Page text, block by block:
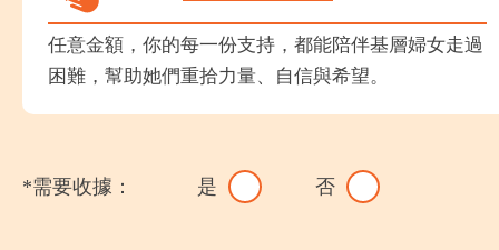
任意金額，你的每一份支持，都能陪伴基層婦女走過
困難，幫助她們重拾力量、自信與希望。
*需要收據： 是 否